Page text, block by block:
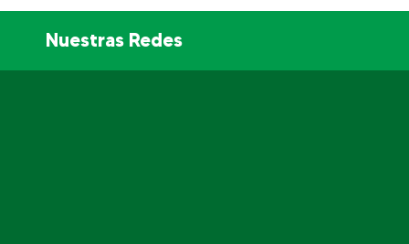
Nuestras Redes